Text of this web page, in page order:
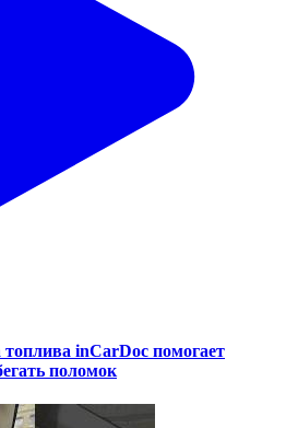
inCarDoc помогает
поломок